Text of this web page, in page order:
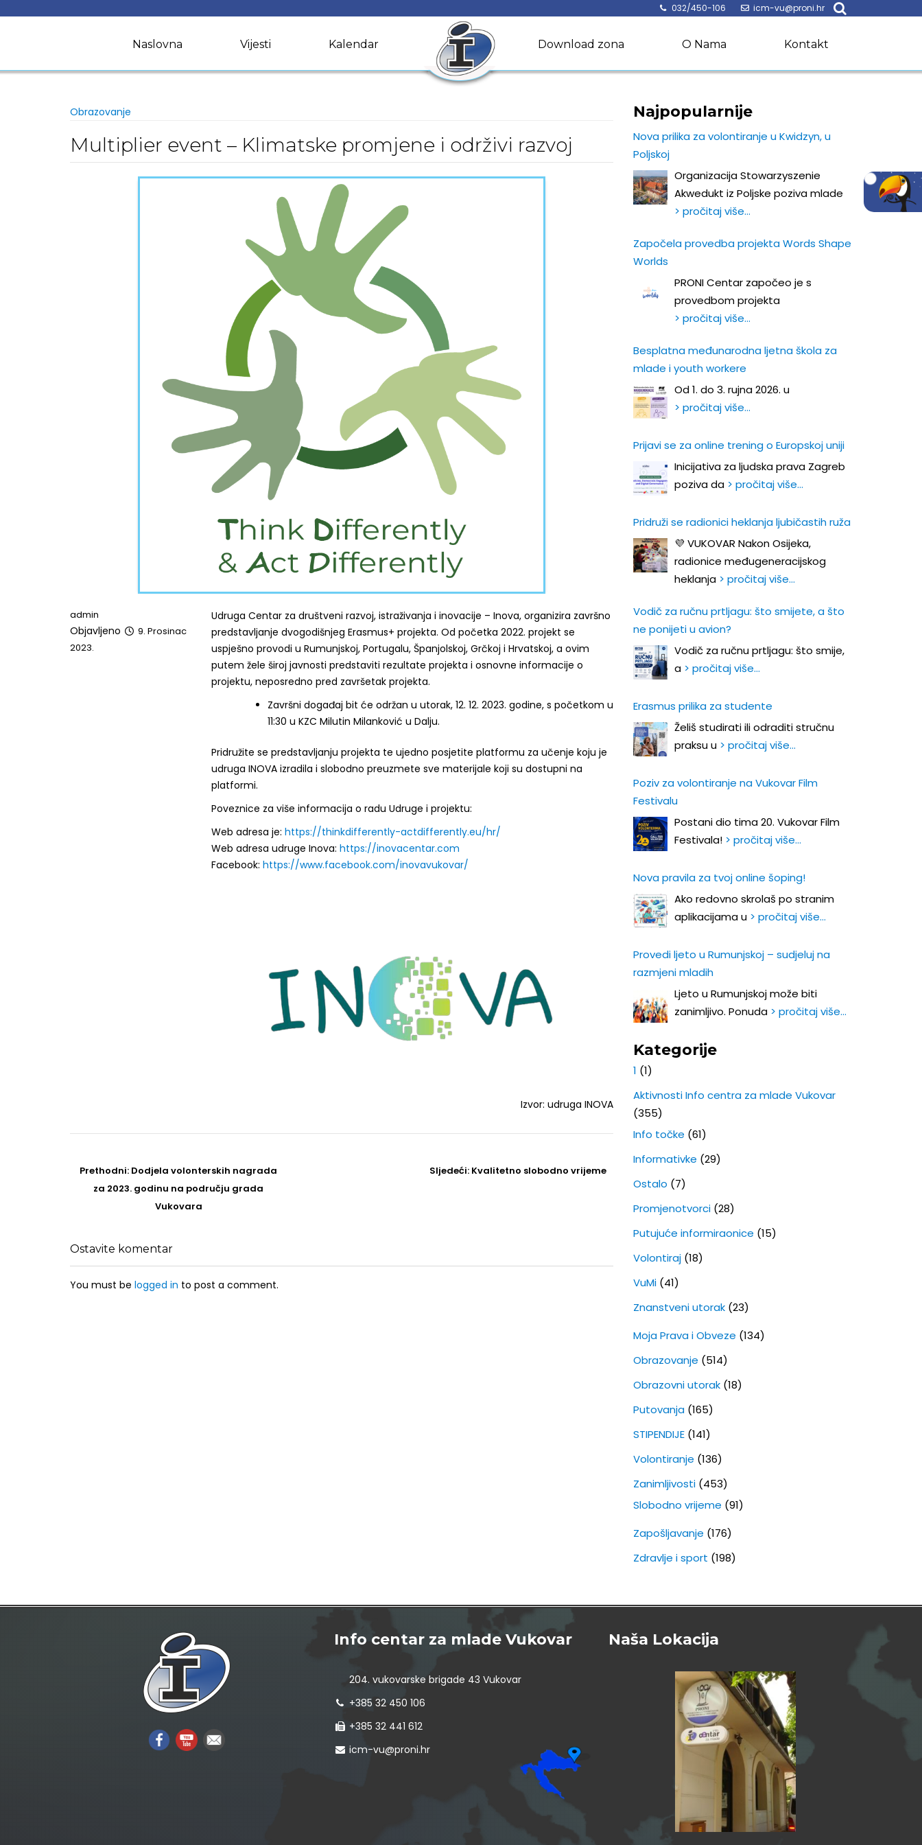
032/450-106 icm-vu@proni.hr
Naslovna Vijesti Kalendar Download zona O Nama Kontakt
Obrazovanje
Multiplier event – Klimatske promjene i održivi razvoj
Udruga Centar za društveni razvoj, istraživanja i inovacije – Inova, organizira završno
predstavljanje dvogodišnjeg Erasmus+ projekta. Od početka 2022. projekt se
uspješno provodi u Rumunjskoj, Portugalu, Španjolskoj, Grčkoj i Hrvatskoj, a ovim
putem žele široj javnosti predstaviti rezultate projekta i osnovne informacije o
projektu, neposredno pred završetak projekta.
Završni događaj bit će održan u utorak, 12. 12. 2023. godine, s početkom u
11:30 u KZC Milutin Milanković u Dalju.
Pridružite se predstavljanju projekta te ujedno posjetite platformu za učenje koju je
udruga INOVA izradila i slobodno preuzmete sve materijale koji su dostupni na
platformi.
Poveznice za više informacija o radu Udruge i projektu:
Web adresa je: https://thinkdifferently-actdifferently.eu/hr/
Web adresa udruge Inova: https://inovacentar.com
Facebook: https://www.facebook.com/inovavukovar/
Izvor: udruga INOVA
admin
Objavljeno
9. Prosinac
2023.
navigation
Prethodni: Prethodni
post
Dodjela volonterskih nagrada
za 2023. godinu na području grada
Vukovara
Sljedeći: Sljedeći
Kvalitetno slobodno vrijeme
Ostavite komentar
You must be logged in to post a comment.
Najpopularnije
Nova prilika za volontiranje u Kwidzyn, u
Poljskoj
Organizacija Stowarzyszenie
Akwedukt iz Poljske poziva mlade
> pročitaj više…
Započela provedba projekta Words Shape
Worlds
PRONI Centar započeo je s
provedbom projekta
> pročitaj više…
Besplatna međunarodna ljetna škola za
mlade i youth workere
Od 1. do 3. rujna 2026. u
> pročitaj više…
Prijavi se za online trening o Europskoj uniji
Inicijativa za ljudska prava Zagreb
poziva da > pročitaj više…
Pridruži se radionici heklanja ljubičastih ruža
💜 VUKOVAR Nakon Osijeka,
radionice međugeneracijskog
heklanja > pročitaj više…
Vodič za ručnu prtljagu: što smijete, a što
ne ponijeti u avion?
Vodič za ručnu prtljagu: što smije,
a > pročitaj više…
Erasmus prilika za studente
Želiš studirati ili odraditi stručnu
praksu u > pročitaj više…
Poziv za volontiranje na Vukovar Film
Festivalu
Postani dio tima 20. Vukovar Film
Festivala! > pročitaj više…
Nova pravila za tvoj online šoping!
Ako redovno skrolaš po stranim
aplikacijama u > pročitaj više…
Provedi ljeto u Rumunjskoj – sudjeluj na
razmjeni mladih
Ljeto u Rumunjskoj može biti
zanimljivo. Ponuda > pročitaj više…
Kategorije
1 (1)
Aktivnosti Info centra za mlade Vukovar
(355)
Info točke (61)
Informativke (29)
Ostalo (7)
Promjenotvorci(28)
Putujuće informiraonice (15)
Volontiraj(18)
VuMi(41)
Znanstveni utorak(23)
Moja Prava i Obveze (134)
Obrazovanje (514)
Obrazovni utorak(18)
Putovanja(165)
STIPENDIJE(141)
Volontiranje (136)
Zanimljivosti(453)
Slobodno vrijeme (91)
Zapošljavanje (176)
Zdravlje i sport (198)
Info centar za mlade Vukovar
204. vukovarske brigade 43 Vukovar
+385 32 450 106
+385 32 441 612
icm-vu@proni.hr
Naša Lokacija